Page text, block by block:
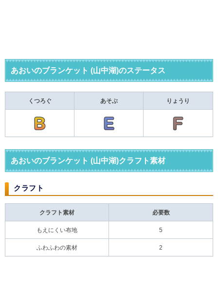
あおいのブランケット (山中湖)のステータス
くつろぐ あそぶ りょうり
あおいのブランケット (山中湖)クラフト素材
クラフト
クラフト素材 必要数
もえにくい布地 5
ふわふわの素材 2